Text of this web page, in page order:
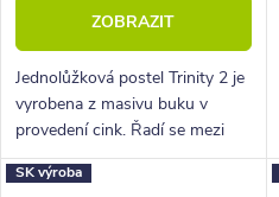
ZOBRAZIT
Jednolůžková postel Trinity 2 je
vyrobena z masivu buku v
provedení cink. Řadí se mezi
kvalitní české výrobky
nábytkové řady HappyBed. U
SK výroba